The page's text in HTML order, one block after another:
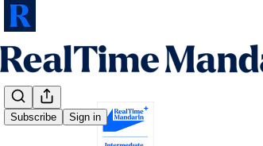
Subscribe Sign in